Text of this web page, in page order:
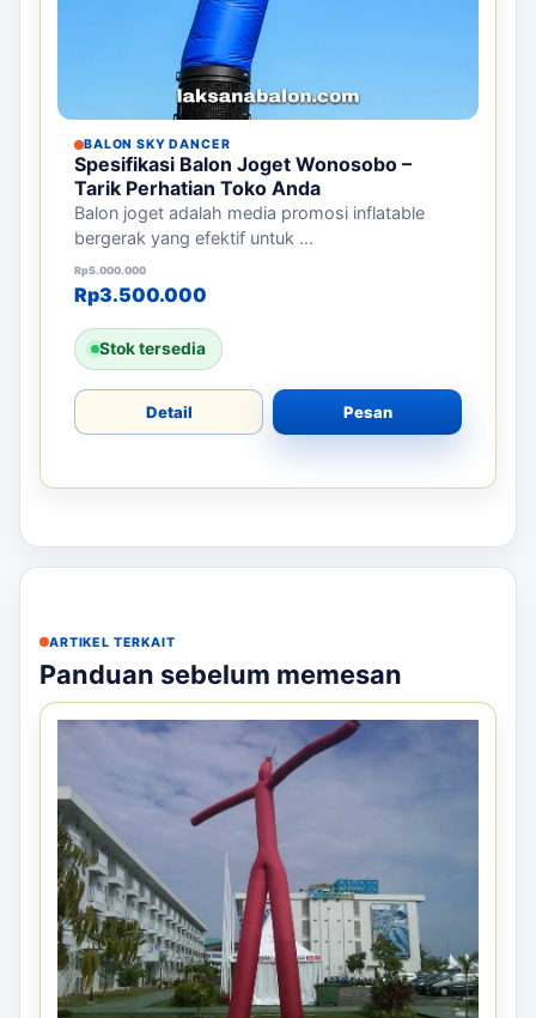
BALON SKY DANCER
Spesifikasi Balon Joget Wonosobo –
Tarik Perhatian Toko Anda
Balon joget adalah media promosi inflatable
bergerak yang efektif untuk ...
Rp5.000.000
Harga aslinya adalah: Rp5.000.000.
Rp3.500.000
Harga saat ini adalah: Rp3.500.000.
Stok tersedia
Detail Pesan
ARTIKEL TERKAIT
Panduan sebelum memesan